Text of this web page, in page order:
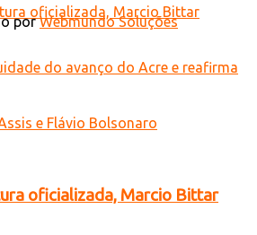
oficializada, Marcio Bittar
porWebmundo Soluções